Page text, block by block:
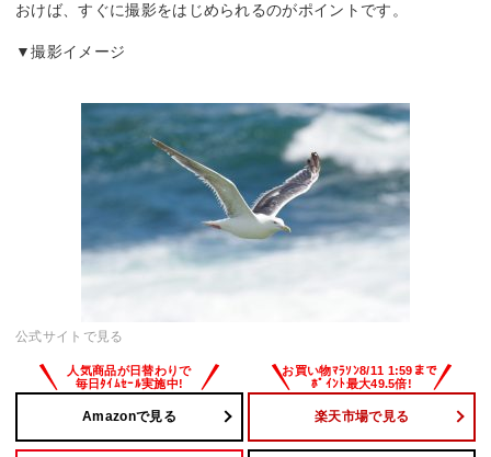
おけば、すぐに撮影をはじめられるのがポイントです。
▼撮影イメージ
公式サイトで見る
Amazonで見る 楽天市場で見る